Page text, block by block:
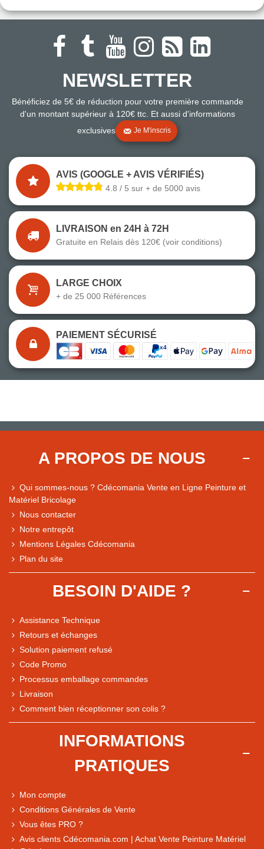
Comparaison des performances du magasin
Express, Chez vous, Point relais, Retrait magasin
NEWSLETTER
Bénéficiez de 5€ de réduction pour votre première commande
d'un montant supérieur à 120€ ttc. Et aussi d'informations
exclusives
Je M'inscris
AVIS (GOOGLE + AVIS VÉRIFIÉS)
4.8 / 5 sur + de 5000 avis
LIVRAISON en 24H à 72H
Gratuite en Relais dès 120€ (voir conditions)
LARGE CHOIX
+ de 25 000 Références
PAIEMENT SÉCURISÉ
A PROPOS DE NOUS
Qui sommes-nous ? Cdécomania Vente en Ligne Peinture et
Matériel Bricolage
Nous contacter
Notre entrepôt
Mentions Légales Cdécomania
Plan du site
BESOIN D'AIDE ?
Assistance Technique
Retours et échanges
Solution paiement refusé
Code Promo
Processus emballage commandes
Livraison
Comment bien réceptionner son colis ?
INFORMATIONS
PRATIQUES
Mon compte
Conditions Générales de Vente
Vous êtes PRO ?
Avis clients Cdécomania.com | Achat Vente Peinture Matériel